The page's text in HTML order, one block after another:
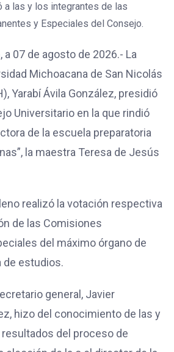
a las y los integrantes de las
y Especiales del Consejo.
a 07 de agosto de 2026.- La
Michoacana de San Nicolás
Yarabí Ávila González, presidió
Universitario en la que rindió
de la escuela preparatoria
la maestra Teresa de Jesús
realizó la votación respectiva
de las Comisiones
del máximo órgano de
de estudios.
general, Javier
hizo del conocimiento de las y
del proceso de